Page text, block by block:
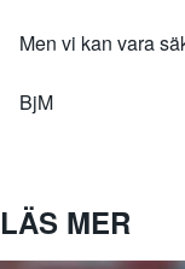
Men vi kan vara
BjM
LÄS MER